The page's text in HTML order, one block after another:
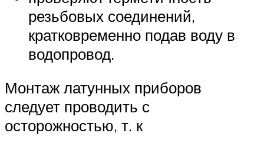
резьбовых соединений,
кратковременно подав воду в
водопровод.
Монтаж латунных приборов
следует проводить с
осторожностью, т. к